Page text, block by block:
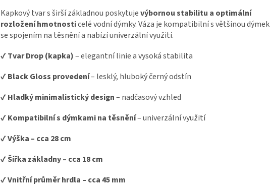
Kapkový tvar s širší základnou poskytujevýbornou stabilitu a optimální
rozložení hmotnosticelé vodní dýmky. Váza je kompatibilní s většinou dýmek
se spojením na těsnění a nabízí univerzální využití.
✔Tvar Drop (kapka)– elegantní linie a vysoká stabilita
✔Black Gloss provedení– lesklý, hluboký černý odstín
✔Hladký minimalistický design– nadčasový vzhled
✔Kompatibilní s dýmkami na těsnění– univerzální využití
✔Výška – cca 28 cm
✔Šířka základny – cca 18 cm
✔Vnitřní průměr hrdla – cca 45 mm